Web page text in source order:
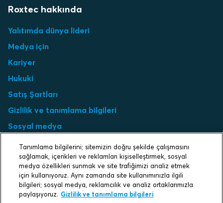
Roxtec hakkında
Yalıtımda dünya lideri
Medya için
Kariyer
Hukuki
Satış Şartları
Gizlilik ve tanımlama bilgileri
Sosyal medya
Tanımlama Bilgisi Ayarları
Select market
Choose local site
Tanımlama bilgilerini; sitemizin doğru şekilde çalışmasını
sağlamak, içerikleri ve reklamları kişiselleştirmek, sosyal
medya özellikleri sunmak ve site trafiğimizi analiz etmek
için kullanıyoruz. Aynı zamanda site kullanımınızla ilgili
bilgileri; sosyal medya, reklamcılık ve analiz ortaklarımızla
paylaşıyoruz. Gizlilik ve tanımlama bilgileri